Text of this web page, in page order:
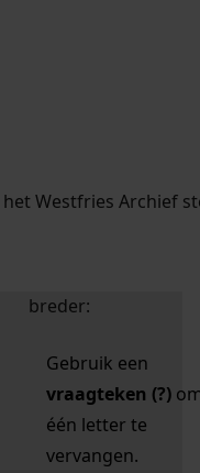
zoektips.
zoektips.
Westfries Archief
uw zoekopdracht te
breder:
Gebruik een
vraagteken (?)
één letter te
vervangen.